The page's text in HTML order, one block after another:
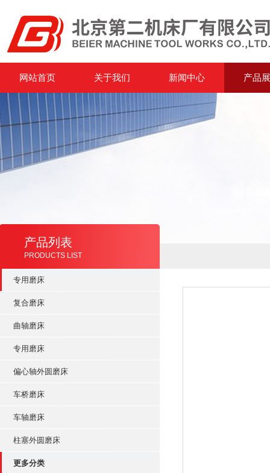
网站首页 关于我们 新闻中心 产品
产品列表
PRODUCTS LIST
专用磨床
复合磨床
曲轴磨床
专用磨床
偏心轴外圆磨床
车桥磨床
车轴磨床
柱塞外圆磨床
更多分类